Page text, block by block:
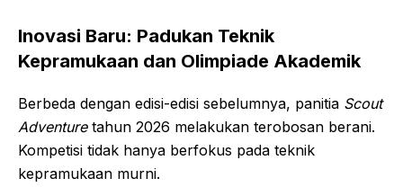
Inovasi Baru: Padukan Teknik
Kepramukaan dan Olimpiade Akademik
Berbeda dengan edisi-edisi sebelumnya, panitia Scout
Adventuretahun 2026 melakukan terobosan berani.
Kompetisi tidak hanya berfokus pada teknik
kepramukaan murni.